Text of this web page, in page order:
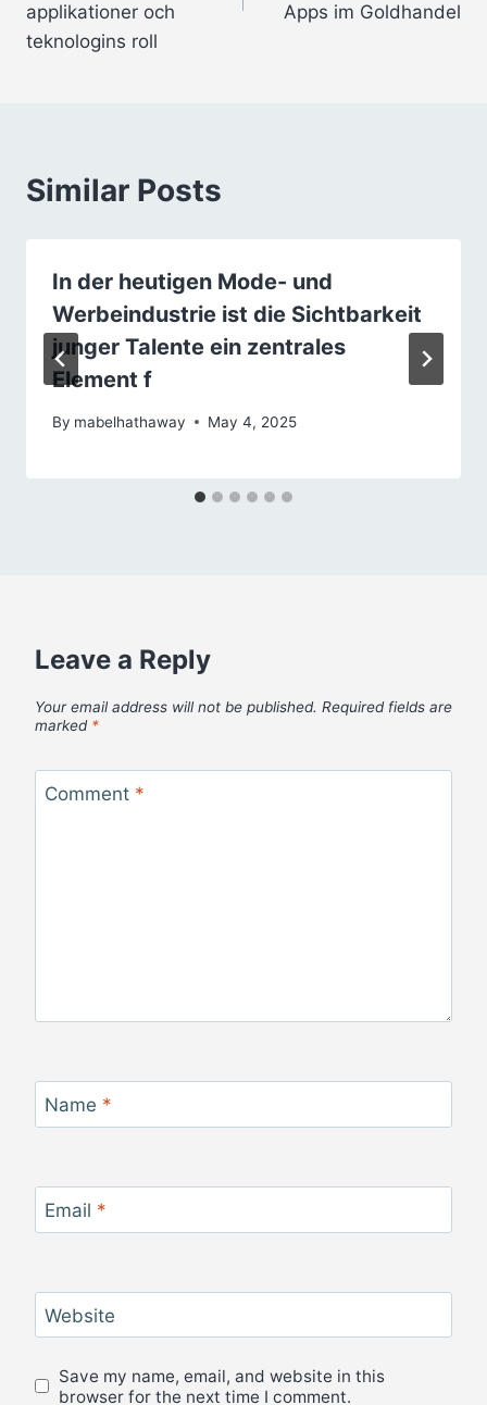
applikationer och
teknologins roll
Apps im Goldhandel
Similar Posts
In der heutigen Mode- und
Werbeindustrie ist die Sichtbarkeit
junger Talente ein zentrales
Element f
By mabelhathaway May 4, 2025
Leave a Reply
Your email address will not be published. Required fields are
marked *
Comment *
Name *
Email *
Website
Save my name, email, and website in this
browser for the next time I comment.